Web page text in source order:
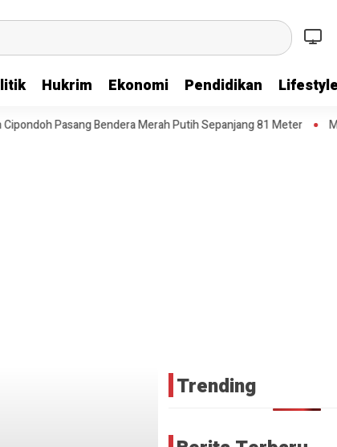
Hukrim Ekonomi Pendidikan Lifestyle
Pasang Bendera Merah Putih Sepanjang 81 Meter
Trending